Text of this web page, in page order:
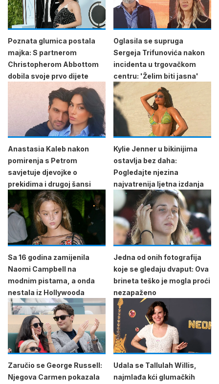
Poznata glumica postala
majka: S partnerom
Christopherom Abbottom
dobila svoje prvo dijete
Oglasila se supruga
Sergeja Trifunovića nakon
incidenta u trgovačkom
centru: 'Želim biti jasna'
Anastasia Kaleb nakon
pomirenja s Petrom
savjetuje djevojke o
prekidima i drugoj šansi
Kylie Jenner u bikinijima
ostavlja bez daha:
Pogledajte njezina
najvatrenija ljetna izdanja
Sa 16 godina zamijenila
Naomi Campbell na
modnim pistama, a onda
nestala iz Hollywooda
Jedna od onih fotografija
koje se gledaju dvaput: Ova
brineta teško je mogla proći
nezapaženo
Zaručio se George Russell:
Njegova Carmen pokazala
Udala se Tallulah Willis,
najmlađa kći glumačkih